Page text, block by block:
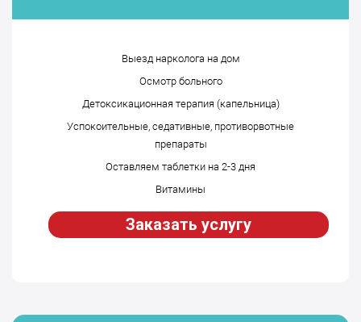
Выезд нарколога на дом
Осмотр больного
Детоксикационная терапия (капельница)
Успокоительные, седативные, противорвотные
препараты
Оставляем таблетки на 2-3 дня
Витамины
Заказать услугу